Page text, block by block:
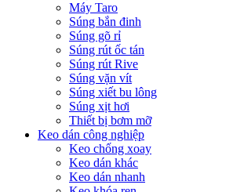
Máy Taro
Súng bắn đinh
Súng gõ rỉ
Súng rút ốc tán
Súng rút Rive
Súng vặn vít
Súng xiết bu lông
Súng xịt hơi
Thiết bị bơm mỡ
Keo dán công nghiệp
Keo chống xoay
Keo dán khác
Keo dán nhanh